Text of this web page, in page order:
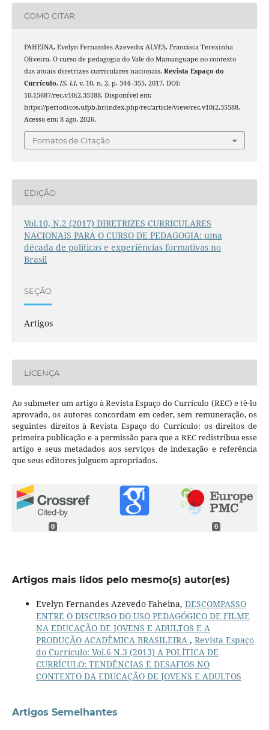
COMO CITAR
FAHEINA, Evelyn Fernandes Azevedo; ALVES, Francisca Terezinha
Oliveira. O curso de pedagogia do Vale do Mamanguape no contexto
das atuais diretrizes curriculares nacionais. Revista Espaço do
Currículo, [S. l.], v. 10, n. 2, p. 344–355, 2017. DOI:
10.15687/rec.v10i2.35588. Disponível em:
https://periodicos.ufpb.br/index.php/rec/article/view/rec.v10i2.35588.
Acesso em: 8 ago. 2026.
Fomatos de Citação
EDIÇÃO
Vol.10, N.2 (2017) DIRETRIZES CURRICULARES
NACIONAIS PARA O CURSO DE PEDAGOGIA: uma
década de políticas e experiências formativas no
Brasil
SEÇÃO
Artigos
LICENÇA
Ao submeter um artigo à Revista Espaço do Currículo (REC) e tê-lo
aprovado, os autores concordam em ceder, sem remuneração, os
seguintes direitos à Revista Espaço do Currículo: os direitos de
primeira publicação e a permissão para que a REC redistribua esse
artigo e seus metadados aos serviços de indexação e referência
que seus editores julguem apropriados.
0 0
Artigos mais lidos pelo mesmo(s) autor(es)
Evelyn Fernandes Azevedo Faheina, DESCOMPASSO
ENTRE O DISCURSO DO USO PEDAGÓGICO DE FILME
NA EDUCAÇÃO DE JOVENS E ADULTOS E A
PRODUÇÃO ACADÊMICA BRASILEIRA , Revista Espaço
do Currículo: Vol.6 N.3 (2013) A POLÍTICA DE
CURRÍCULO: TENDÊNCIAS E DESAFIOS NO
CONTEXTO DA EDUCAÇÃO DE JOVENS E ADULTOS
Artigos Semelhantes